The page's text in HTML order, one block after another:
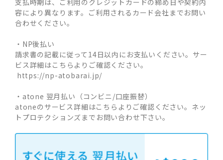
支払時期は、ご利用のクレジットカードの締め日や契約内
容により異なります。ご利用されるカード会社までお問い
合わせください。
・NP後払い
請求書の記載に従って14日以内にお支払いください。サー
ビス詳細はこちらよりご確認ください。
https://np-atobarai.jp/
・atone 翌月払い（コンビニ/口座振替）
atoneのサービス詳細はこちらよりご確認ください。ネッ
トプロテクションズまでお問い合わせ下さい。